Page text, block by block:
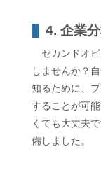
4. 企業
セカンドオピ
しませんか？
知るために、
することが可
くても大丈夫
備しました。